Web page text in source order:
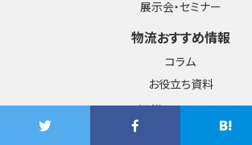
展示会・セミナー
物流おすすめ情報
コラム
お役立ち資料
パートナー制度とは？